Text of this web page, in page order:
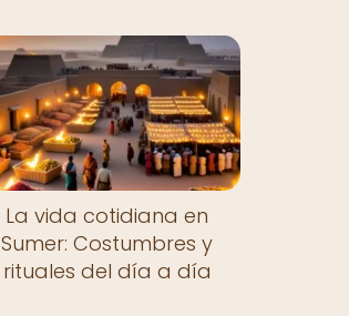
La vida cotidiana en
Sumer: Costumbres y
rituales del día a día